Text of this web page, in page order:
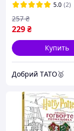
5.0 (2)
229₴
257 ₴
Купить
Добрий TАТО🥇